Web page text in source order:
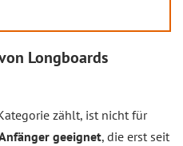
Longboards
zählt, ist nicht für
geeignet, die erst seit